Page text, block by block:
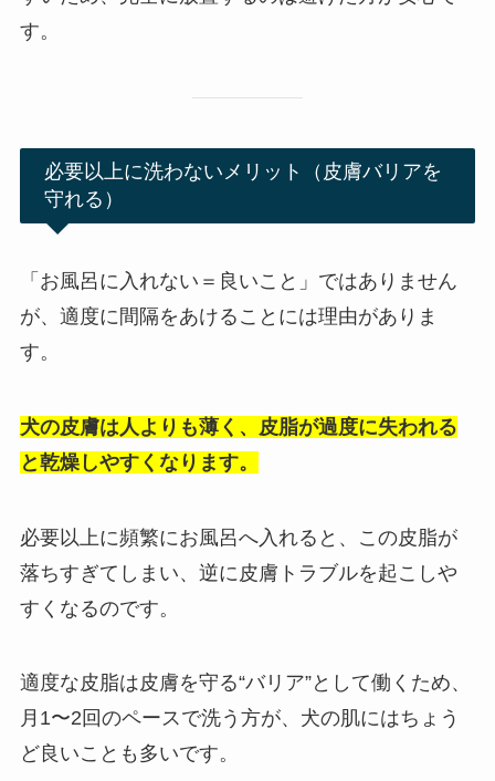
す。
必要以上に洗わないメリット（皮膚バリアを
守れる）
「お風呂に入れない＝良いこと」ではありません
が、適度に間隔をあけることには理由がありま
す。
犬の皮膚は人よりも薄く、皮脂が過度に失われる
と乾燥しやすくなります。
必要以上に頻繁にお風呂へ入れると、この皮脂が
落ちすぎてしまい、逆に皮膚トラブルを起こしや
すくなるのです。
適度な皮脂は皮膚を守る“バリア”として働くため、
月1〜2回のペースで洗う方が、犬の肌にはちょう
ど良いことも多いです。